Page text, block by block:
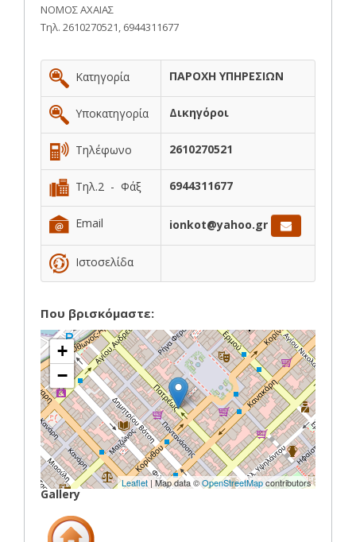
ΝΟΜΟΣ ΑΧΑΙΑΣ
Τηλ. 2610270521, 6944311677
Κατηγορία ΠΑΡΟΧΗ ΥΠΗΡΕΣΙΩΝ
Υποκατηγορία Δικηγόροι
Τηλέφωνο 2610270521
Τηλ.2 - Φάξ 6944311677
Email ionkot@yahoo.gr
Ιστοσελίδα
Που βρισκόμαστε:
+
−
Leaflet | Map data ©OpenStreetMapcontributors
Gallery